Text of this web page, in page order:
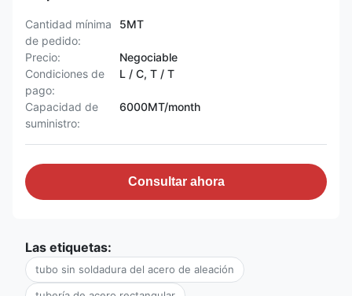
Cantidad mínima
de pedido:
5MT
Precio:
Negociable
Condiciones de
pago:
L / C, T / T
Capacidad de
suministro:
6000MT/month
Consultar ahora
Las etiquetas:
tubo sin soldadura del acero de aleación